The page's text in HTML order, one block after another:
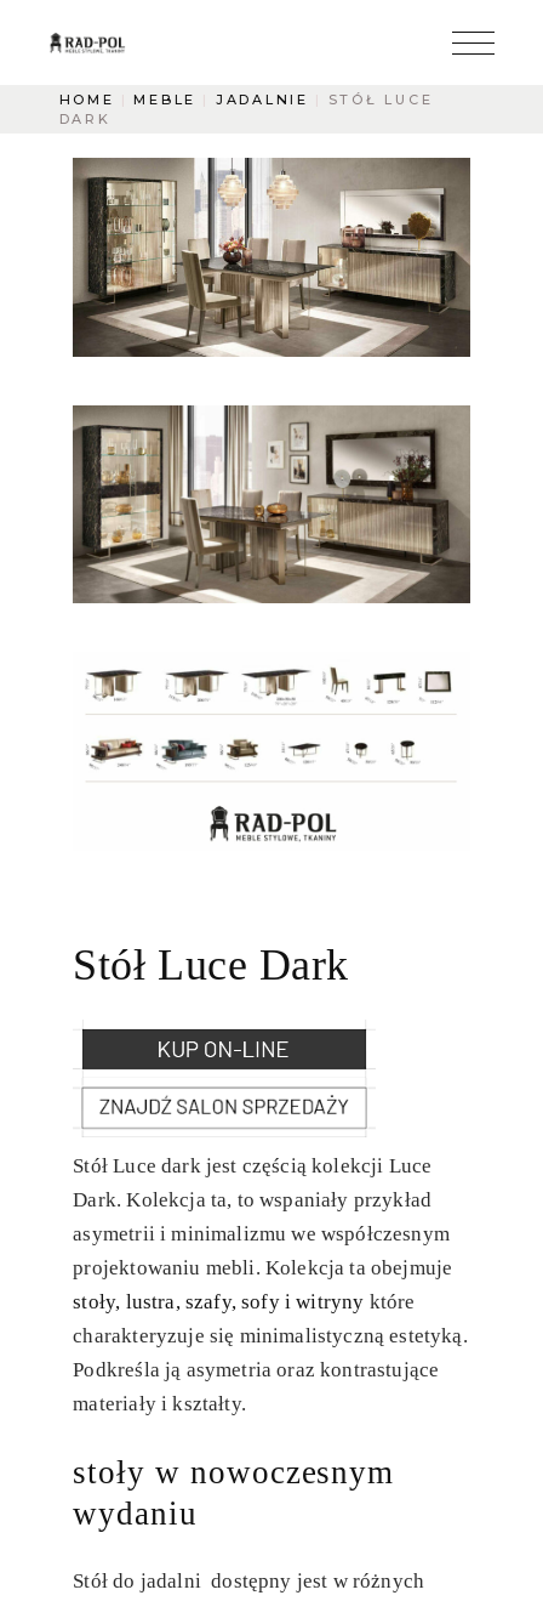
HOME MEBLE JADALNIE
STÓŁ LUCE
DARK
Stół Luce Dark
Stół Luce dark jest częścią kolekcji Luce
Dark. Kolekcja ta, to wspaniały przykład
asymetrii i minimalizmu we współczesnym
projektowaniu mebli. Kolekcja ta obejmuje
stoły, lustra, szafy, sofy i witryny które
charakteryzuje się minimalistyczną estetyką.
Podkreśla ją asymetria oraz kontrastujące
materiały i kształty.
stoły w nowoczesnym
wydaniu
Stół do ​​jadalni dostępny jest w różnych